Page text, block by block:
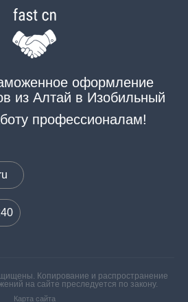
оформление
из Алтай в Изобильный
профессионалам!
Копирование и распространение
на сайте преследуется по закону.
Карта сайта